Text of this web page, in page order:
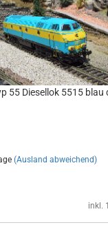
55 Diesellok 5515 blau
(Ausland abweichend)
inkl.